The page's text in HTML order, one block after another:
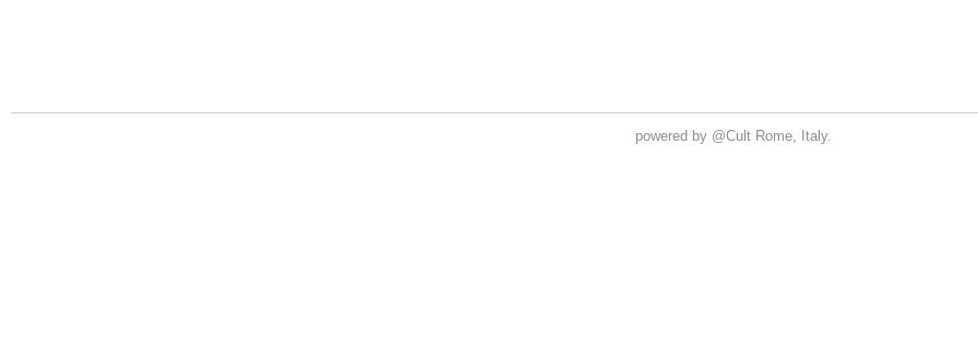
powered by @Cult Rome, Italy.